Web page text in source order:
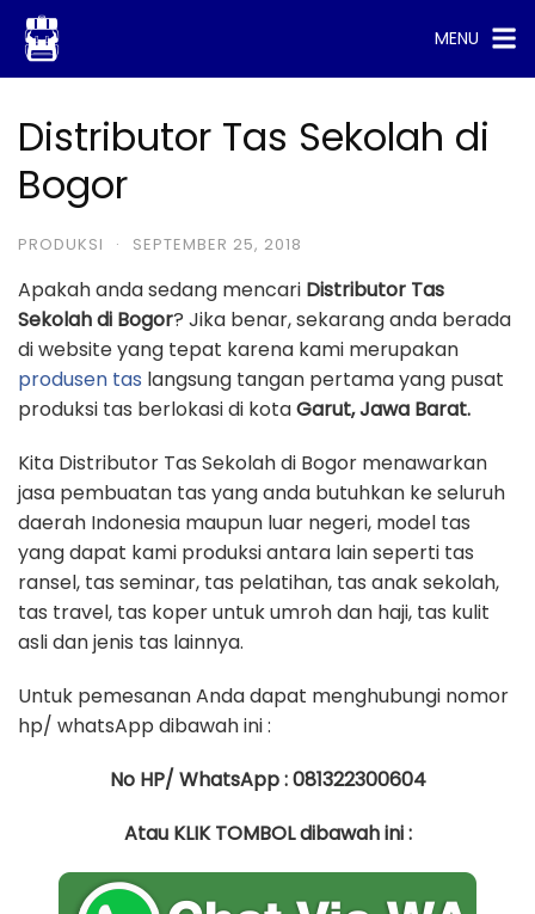
Skip
content
MENU
Distributor Tas Sekolah di
Bogor
PRODUKSI · SEPTEMBER 25, 2018
Apakah anda sedang mencari Distributor Tas
Sekolah di Bogor? Jika benar, sekarang anda berada
di website yang tepat karena kami merupakan
produsen tas langsung tangan pertama yang pusat
produksi tas berlokasi di kotaGarut, Jawa Barat.
Kita Distributor Tas Sekolah di Bogor menawarkan
jasa pembuatan tas yang anda butuhkan ke seluruh
daerah Indonesia maupun luar negeri, model tas
yang dapat kami produksi antara lain seperti tas
ransel, tas seminar, tas pelatihan, tas anak sekolah,
tas travel, tas koper untuk umroh dan haji, tas kulit
asli dan jenis tas lainnya.
Untuk pemesanan Anda dapat menghubungi nomor
hp/ whatsApp dibawah ini :
No HP/ WhatsApp : 081322300604
Atau KLIK TOMBOL dibawah ini :